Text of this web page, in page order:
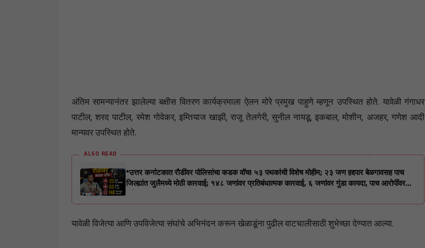
अंतिम सामन्यानंतर झालेल्या बक्षीस वितरण कार्यक्रमाला ऐलन मोरे प्रमुख पाहुणे म्हणून उपस्थित होते. यावेळी गंगाधर
पाटील, शरद पाटील, रमेश गोवेकर, इम्तियाज खाझी, राजू तेलगेरी, सुनील नायडू, इकबाल, मोशीन, अजहर, गणेश आदी
मान्यवर उपस्थित होते.
ALSO READ
*उत्तर कर्नाटकात रौडींवर पोलिसांचा कडक वॉच! ५३ पथकांची विशेष मोहीम; २३ जण हद्दपार बेळगावसह पाच
जिल्ह्यांत जुलैमध्ये मोठी कारवाई; १४८ जणांवर प्रतिबंधात्मक कारवाई, ६ जणांवर गुंडा कायदा, पाच आरोपींवर
यावेळी विजेत्या आणि उपविजेत्या संघांचे अभिनंदन करून खेळाडूंना पुढील वाटचालीसाठी शुभेच्छा देण्यात आल्या.